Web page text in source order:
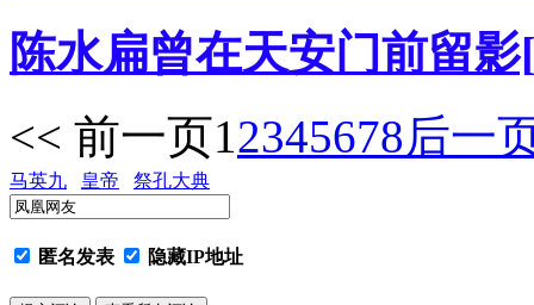
陈水扁曾在天安门前留
<< 前一页12345678后一
马英九 皇帝 祭孔大典
匿名发表 隐藏IP地址